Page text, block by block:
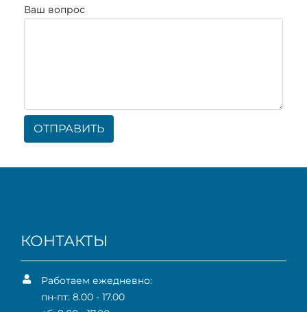
Ваш вопрос
ОТПРАВИТЬ
КОНТАКТЫ
Работаем ежедневно:
пн-пт: 8.00 - 17.00